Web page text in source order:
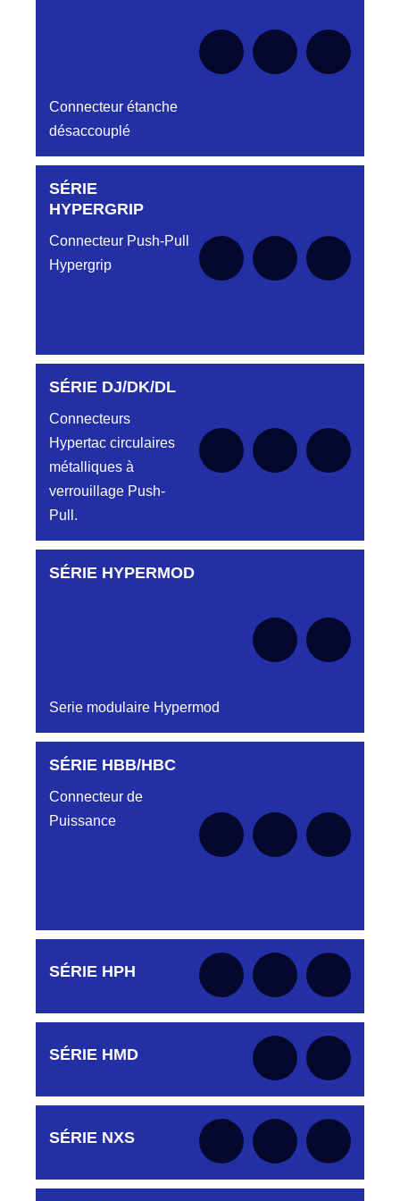
Connecteur étanche
désaccouplé
Aucune pièce disponible pour cette série pour
SÉRIE
HYPERGRIP
Connecteur Push-Pull
Hypergrip
Aucune pièce disponible pour cette série pour
SÉRIE DJ/DK/DL
Connecteurs
Hypertac circulaires
métalliques à
verrouillage Push-
Pull.
Aucune pièce disponible pour cette série pour
SÉRIE HYPERMOD
Serie modulaire Hypermod
Aucune pièce disponible pour cette série pour
SÉRIE HBB/HBC
Connecteur de
Puissance
Aucune pièce disponible pour cette série pour
le moment
SÉRIE HPH
Aucune pièce disponible pour cette série pour
SÉRIE HMD
Aucune pièce disponible pour cette série pour
le moment
SÉRIE NXS